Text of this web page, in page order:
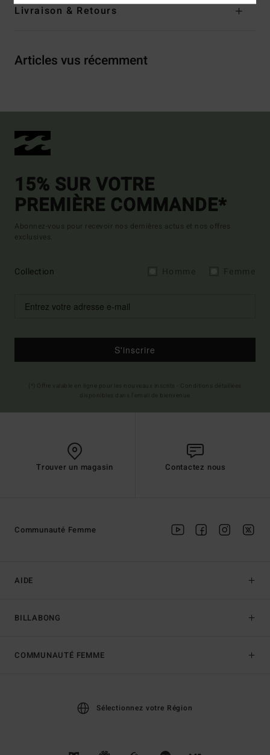
Livraison & Retours
Articles vus récemment
15% SUR VOTRE
PREMIÈRE COMMANDE*
Abonnez-vous pour recevoir nos dernières actus et nos offres
exclusives.
Collection
S'inscrire
Trouver un magasin Contactez nous
AIDE
BILLABONG
Communauté Femme
COMMUNAUTÉ FEMME
Sélectionnez votre Région